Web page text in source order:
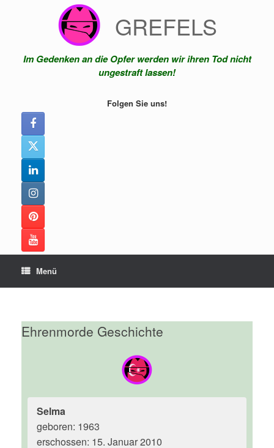
GREFELS
Im Gedenken an die Opfer werden wir ihren Tod nicht
ungestraft lassen!
Folgen Sie uns!
Menü
Ehrenmorde Geschichte
Selma
geboren: 1963
erschossen: 15. Januar 2010